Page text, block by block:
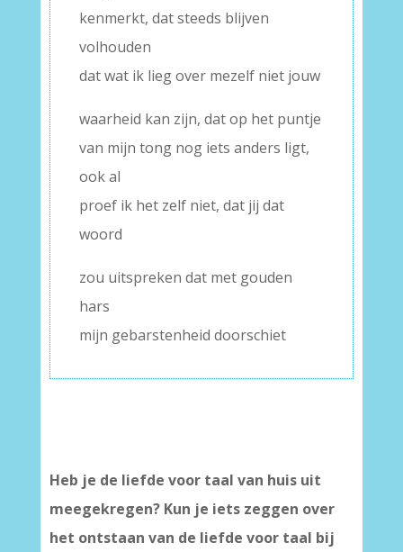
kenmerkt, dat steeds blijven
volhouden
dat wat ik lieg over mezelf niet jouw
waarheid kan zijn, dat op het puntje
van mijn tong nog iets anders ligt,
ook al
proef ik het zelf niet, dat jij dat
woord
zou uitspreken dat met gouden
hars
mijn gebarstenheid doorschiet
Heb je de liefde voor taal van huis uit
meegekregen? Kun je iets zeggen over
het ontstaan van de liefde voor taal bij